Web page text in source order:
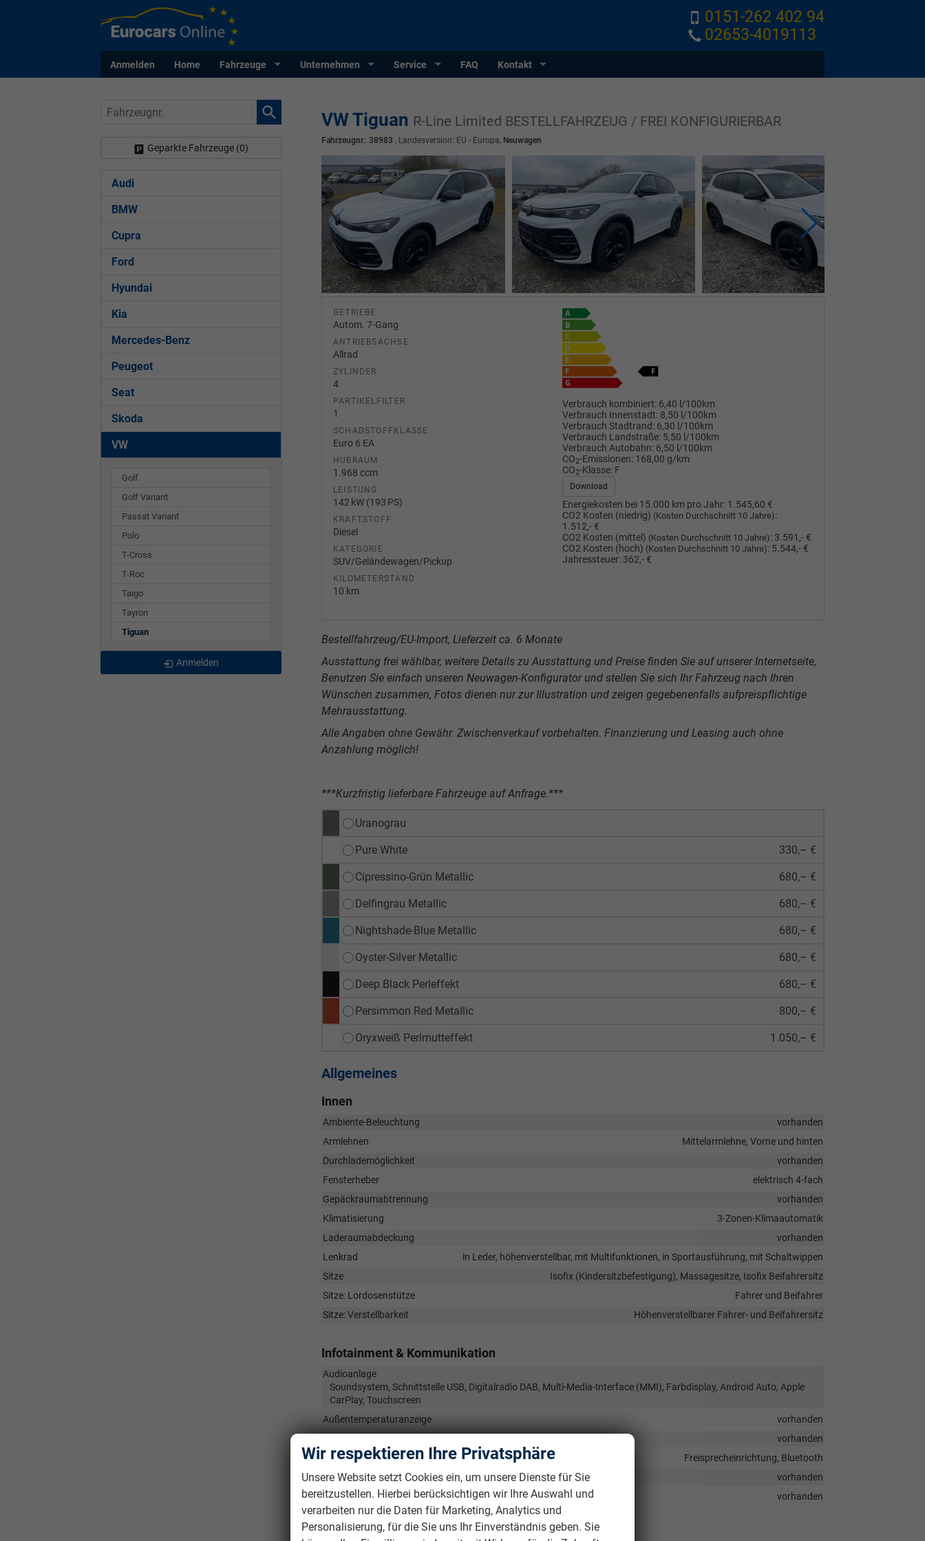
0151-262 402 94
02653-4019113
Anmelden Home Fahrzeuge Unternehmen Service FAQ Kontakt
VW Tiguan R-Line Limited BESTELLFAHRZEUG / FREI KONFIGURIERBAR
Fahrzeugnr.: 38983 , Landesversion: EU - Europa, Neuwagen
GETRIEBE
Autom. 7-Gang
ANTRIEBSACHSE
Allrad
ZYLINDER
4
PARTIKELFILTER
1
SCHADSTOFFKLASSE
Euro 6 EA
HUBRAUM
1.968 ccm
LEISTUNG
142 kW (193 PS)
KRAFTSTOFF
Diesel
KATEGORIE
SUV/Geländewagen/Pickup
KILOMETERSTAND
10 km
Verbrauch kombiniert: 6,40 l/100km
Verbrauch Innenstadt: 8,50 l/100km
Verbrauch Stadtrand: 6,30 l/100km
Verbrauch Landstraße: 5,50 l/100km
Verbrauch Autobahn: 6,50 l/100km
CO2-Emissionen: 168,00 g/km
CO2-Klasse: F
Download
Energiekosten bei 15.000 km pro Jahr: 1.545,60 €
CO2 Kosten (niedrig) (Kosten Durchschnitt 10 Jahre):
1.512,- €
CO2 Kosten (mittel) (Kosten Durchschnitt 10 Jahre): 3.591,- €
CO2 Kosten (hoch) (Kosten Durchschnitt 10 Jahre): 5.544,- €
Jahressteuer: 362,- €
Bestellfahrzeug/EU-Import, Lieferzeit ca. 6 Monate
Ausstattung frei wählbar, weitere Details zu Ausstattung und Preise finden Sie auf unserer Internetseite,
Benutzen Sie einfach unseren Neuwagen-Konfigurator und stellen Sie sich Ihr Fahrzeug nach Ihren
Wünschen zusammen, Fotos dienen nur zur Illustration und zeigen gegebenenfalls aufpreispflichtige
Mehrausstattung.
Alle Angaben ohne Gewähr. Zwischenverkauf vorbehalten. Finanzierung und Leasing auch ohne
Anzahlung möglich!
***Kurzfristig lieferbare Fahrzeuge auf Anfrage.***
Uranograu
Pure White 330,– €
Cipressino-Grün Metallic 680,– €
Delfingrau Metallic 680,– €
Nightshade-Blue Metallic 680,– €
Oyster-Silver Metallic 680,– €
Deep Black Perleffekt 680,– €
Persimmon Red Metallic 800,– €
Oryxweiß Perlmutteffekt 1.050,– €
Allgemeines
Innen
Ambiente-Beleuchtung
vorhanden
Armlehnen
Mittelarmlehne, Vorne und hinten
Durchlademöglichkeit
vorhanden
Fensterheber
elektrisch 4-fach
Gepäckraumabtrennung
vorhanden
Klimatisierung
3-Zonen-Klimaautomatik
Laderaumabdeckung
vorhanden
Lenkrad
in Leder, höhenverstellbar, mit Multifunktionen, in Sportausführung, mit Schaltwippen
Sitze
Isofix (Kindersitzbefestigung), Massagesitze, Isofix Beifahrersitz
Sitze: Lordosenstütze
Fahrer und Beifahrer
Sitze: Verstellbarkeit
Höhenverstellbarer Fahrer- und Beifahrersitz
Infotainment & Kommunikation
Audioanlage
Soundsystem, Schnittstelle USB, Digitalradio DAB, Multi-Media-Interface (MMI), Farbdisplay, Android Auto, Apple
CarPlay, Touchscreen
Außentemperaturanzeige
vorhanden
vorhanden
Telefon
Freisprecheinrichtung, Bluetooth
Uhr & Drehzahlmesser
vorhanden
Volldigitales Kombiinstrument (Virtual Cockpit)
vorhanden
Sicherheit & Assistenz
Fahrzeugnr.
Geparkte Fahrzeuge (0)
Audi
BMW
Cupra
Ford
Hyundai
Kia
Mercedes-Benz
Peugeot
Seat
Skoda
VW
Golf
Golf Variant
Passat Variant
Polo
T-Cross
T-Roc
Taigo
Tayron
Tiguan
Anmelden
Wir respektieren Ihre Privatsphäre
Unsere Website setzt Cookies ein, um unsere Dienste für Sie
bereitzustellen. Hierbei berücksichtigen wir Ihre Auswahl und
verarbeiten nur die Daten für Marketing, Analytics und
Personalisierung, für die Sie uns Ihr Einverständnis geben. Sie